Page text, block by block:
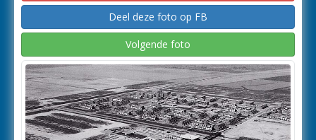
Deel deze foto op FB
Volgende foto